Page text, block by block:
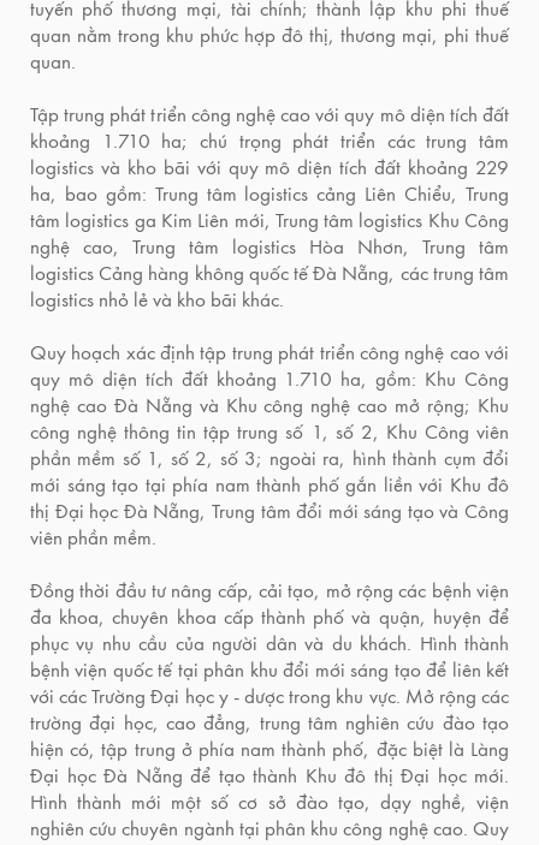
tuyến phố thương mại, tài chính; thành lập khu phi thuế
quan nằm trong khu phức hợp đô thị, thương mại, phi thuế
quan.
Tập trung phát triển công nghệ cao với quy mô diện tích đất
khoảng 1.710 ha; chú trọng phát triển các trung tâm
logistics và kho bãi với quy mô diện tích đất khoảng 229
ha, bao gồm: Trung tâm logistics cảng Liên Chiểu, Trung
tâm logistics ga Kim Liên mới, Trung tâm logistics Khu Công
nghệ cao, Trung tâm logistics Hòa Nhơn, Trung tâm
logistics Cảng hàng không quốc tế Đà Nẵng, các trung tâm
logistics nhỏ lẻ và kho bãi khác.
Quy hoạch xác định tập trung phát triển công nghệ cao với
quy mô diện tích đất khoảng 1.710 ha, gồm: Khu Công
nghệ cao Đà Nẵng và Khu công nghệ cao mở rộng; Khu
công nghệ thông tin tập trung số 1, số 2, Khu Công viên
phần mềm số 1, số 2, số 3; ngoài ra, hình thành cụm đổi
mới sáng tạo tại phía nam thành phố gắn liền với Khu đô
thị Đại học Đà Nẵng, Trung tâm đổi mới sáng tạo và Công
viên phần mềm.
Đồng thời đầu tư nâng cấp, cải tạo, mở rộng các bệnh viện
đa khoa, chuyên khoa cấp thành phố và quận, huyện để
phục vụ nhu cầu của người dân và du khách. Hình thành
bệnh viện quốc tế tại phân khu đổi mới sáng tạo để liên kết
với các Trường Đại học y - dược trong khu vực. Mở rộng các
trường đại học, cao đẳng, trung tâm nghiên cứu đào tạo
hiện có, tập trung ở phía nam thành phố, đặc biệt là Làng
Đại học Đà Nẵng để tạo thành Khu đô thị Đại học mới.
Hình thành mới một số cơ sở đào tạo, dạy nghề, viện
nghiên cứu chuyên ngành tại phân khu công nghệ cao. Quy